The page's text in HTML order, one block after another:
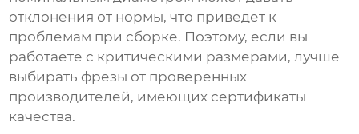
отклонения от нормы, что приведет к
проблемам при сборке. Поэтому, если вы
работаете с критическими размерами, лучше
выбирать фрезы от проверенных
производителей, имеющих сертификаты
качества.